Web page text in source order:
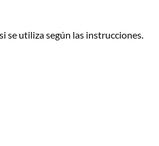
se utiliza según las instrucciones.